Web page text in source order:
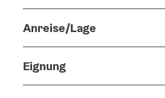
Anreise/Lage
Eignung